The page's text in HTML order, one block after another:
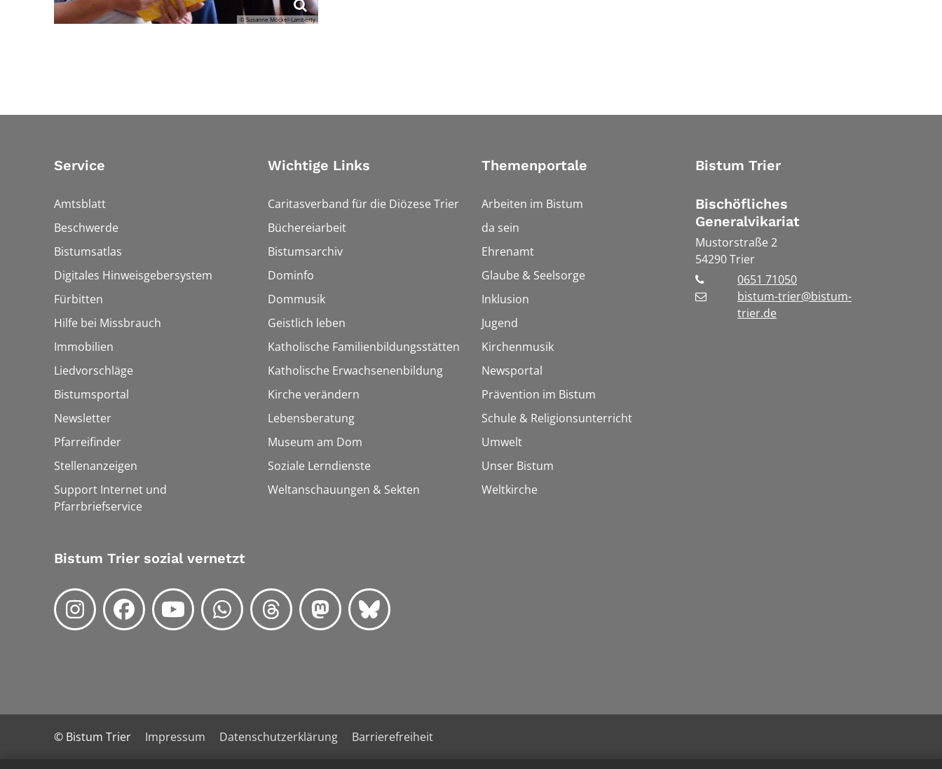
© Susanne Möckel-Lamberty
Service
Amtsblatt
Beschwerde
Bistumsatlas
Digitales Hinweisgebersystem
Fürbitten
Hilfe bei Missbrauch
Immobilien
Liedvorschläge
Bistumsportal
Newsletter
Pfarreifinder
Stellenanzeigen
Support Internet und
Pfarrbriefservice
Wichtige Links
Caritasverband für die Diözese Trier
Büchereiarbeit
Bistumsarchiv
Dominfo
Dommusik
Geistlich leben
Katholische Familienbildungsstätten
Katholische Erwachsenenbildung
Kirche verändern
Lebensberatung
Museum am Dom
Soziale Lerndienste
Weltanschauungen & Sekten
Themenportale
Arbeiten im Bistum
da sein
Ehrenamt
Glaube & Seelsorge
Inklusion
Jugend
Kirchenmusik
Newsportal
Prävention im Bistum
Schule & Religionsunterricht
Umwelt
Unser Bistum
Weltkirche
Bistum Trier
Bischöfliches
Generalvikariat
Mustorstraße 2
54290Trier
0651 71050
bistum-trier@bistum-
trier.de
Bistum Trier sozial vernetzt
© Bistum Trier Impressum Datenschutzerklärung Barrierefreiheit